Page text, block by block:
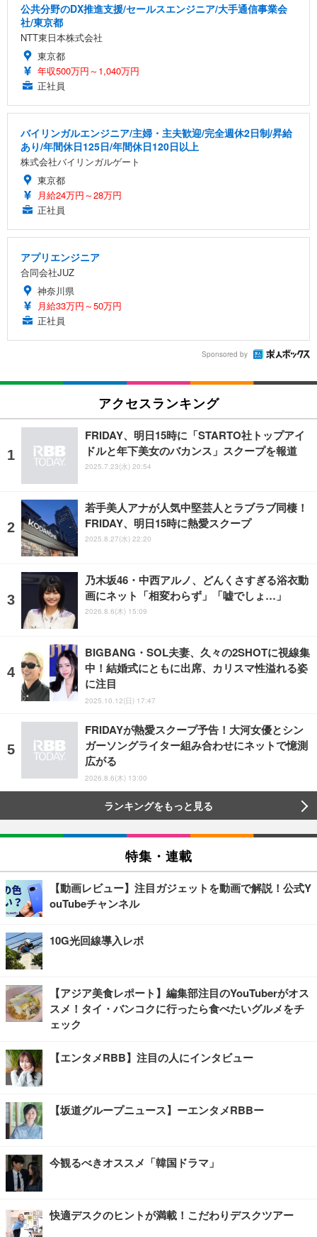
公共分野のDX推進支援/セールスエンジニア/大手通信事業会
社/東京都
NTT東日本株式会社
東京都
年収500万円～1,040万円
正社員
バイリンガルエンジニア/主婦・主夫歓迎/完全週休2日制/昇給
あり/年間休日125日/年間休日120日以上
株式会社バイリンガルゲート
東京都
月給24万円～28万円
正社員
アプリエンジニア
合同会社JUZ
神奈川県
月給33万円～50万円
正社員
Sponsored by
アクセスランキング
FRIDAY、明日15時に「STARTO社トップアイ
ドルと年下美女のバカンス」スクープを報道
2025.7.23(水) 20:54
若手美人アナが人気中堅芸人とラブラブ同棲！
FRIDAY、明日15時に熱愛スクープ
2025.8.27(水) 22:20
乃木坂46・中西アルノ、どんくさすぎる浴衣動
画にネット「相変わらず」「嘘でしょ…」
2026.8.6(木) 15:09
BIGBANG・SOL夫妻、久々の2SHOTに視線集
中！結婚式にともに出席、カリスマ性溢れる姿
に注目
2025.10.12(日) 17:47
FRIDAYが熱愛スクープ予告！大河女優とシン
ガーソングライター組み合わせにネットで憶測
広がる
2026.8.6(木) 13:00
ランキングをもっと見る
特集・連載
【動画レビュー】注目ガジェットを動画で解説！公式Y
ouTubeチャンネル
10G光回線導入レポ
【アジア美食レポート】編集部注目のYouTuberがオス
スメ！タイ・バンコクに行ったら食べたいグルメをチ
ェック
【エンタメRBB】注目の人にインタビュー
【坂道グループニュース】ーエンタメRBBー
今観るべきオススメ「韓国ドラマ」
快適デスクのヒントが満載！こだわりデスクツアー